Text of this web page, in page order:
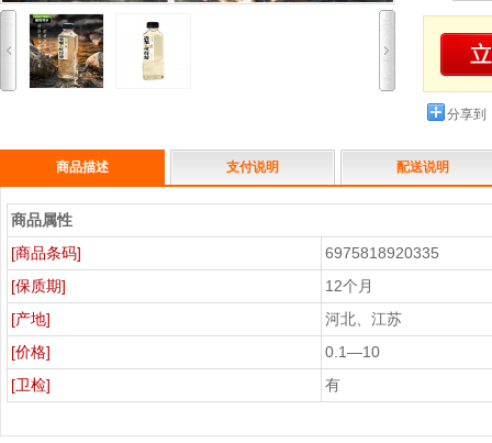
分享到
商品描述 支付说明 配送说明
商品属性
[商品条码]
6975818920335
[保质期]
12个月
[产地]
河北、江苏
[价格]
0.1—10
[卫检]
有